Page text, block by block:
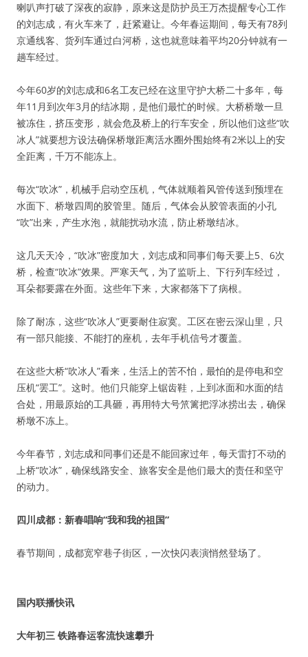
喇叭声打破了深夜的寂静，原来这是防护员王万杰提醒专心工作
的刘志成，有火车来了，赶紧避让。今年春运期间，每天有78列
京通线客、货列车通过白河桥，这也就意味着平均20分钟就有一
趟车经过。
今年60岁的刘志成和6名工友已经在这里守护大桥二十多年，每
年11月到次年3月的结冰期，是他们最忙的时候。大桥桥墩一旦
被冻住，挤压变形，就会危及桥上的行车安全，所以他们这些“吹
冰人”就要想方设法确保桥墩距离活水圈外围始终有2米以上的安
全距离，千万不能冻上。
每次“吹冰”，机械手启动空压机，气体就顺着风管传送到预埋在
水面下、桥墩四周的胶管里。随后，气体会从胶管表面的小孔
“吹”出来，产生水泡，就能扰动水流，防止桥墩结冰。
这几天天冷，“吹冰”密度加大，刘志成和同事们每天要上5、6次
桥，检查“吹冰”效果。严寒天气，为了监听上、下行列车经过，
耳朵都要露在外面。这些年下来，大家都落下了病根。
除了耐冻，这些“吹冰人”更要耐住寂寞。工区在密云深山里，只
有一部只能接、不能打的座机，去年手机信号才覆盖。
在这些大桥“吹冰人”看来，生活上的苦不怕，最怕的是停电和空
压机“罢工”。这时。他们只能穿上锯齿鞋，上到冰面和水面的结
合处，用最原始的工具砸，再用特大号笊篱把浮冰捞出去，确保
桥墩不冻上。
今年春节，刘志成和同事们还是不能回家过年，每天雷打不动的
上桥“吹冰”，确保线路安全、旅客安全是他们最大的责任和坚守
的动力。
四川成都：新春唱响“我和我的祖国”
春节期间，成都宽窄巷子街区，一次快闪表演悄然登场了。
国内联播快讯
大年初三 铁路春运客流快速攀升